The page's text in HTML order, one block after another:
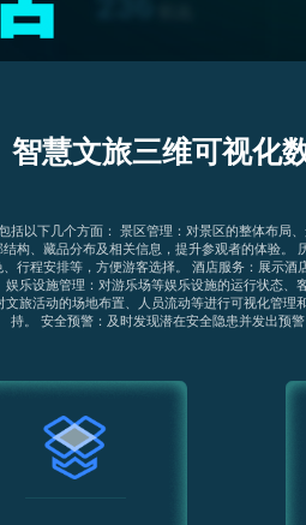
智慧文旅三维可视化
以下几个方面： 景区管理：对景区的整体布局
构、藏品分布及相关信息，提升参观者的体验
行程安排等，方便游客选择。 酒店服务：展示
乐设施管理：对游乐场等娱乐设施的运行状态
旅活动的场地布置、人员流动等进行可视化管
持。 安全预警：及时发现潜在安全隐患并发出预警